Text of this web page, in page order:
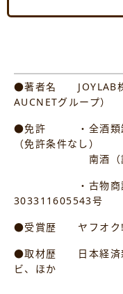
●著者名 JOYLAB株
AUCNETグループ）
●免許 ・全酒類卸
（免許条件なし）
南酒（証明）
・古物商許可番
303311605543号
●受賞歴 ヤフオク!
●取材歴 日本経済新
ビ、ほか